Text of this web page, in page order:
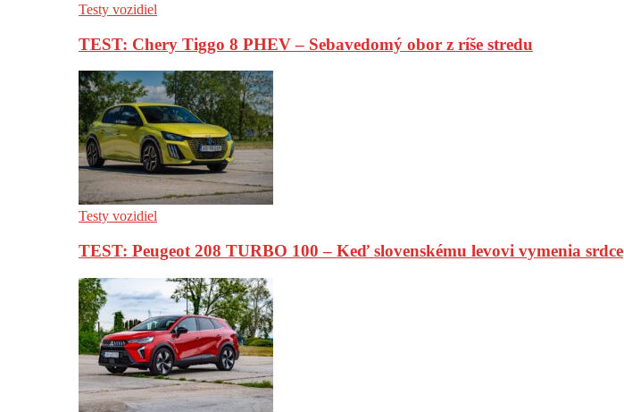
Testy vozidiel
TEST: Chery Tiggo 8 PHEV – Sebavedomý obor z ríše stredu
Testy vozidiel
TEST: Peugeot 208 TURBO 100 – Keď slovenskému levovi vymenia srdce